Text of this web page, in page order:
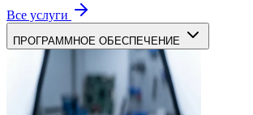
Все услуги
ПРОГРАММНОЕ ОБЕСПЕЧЕНИЕ